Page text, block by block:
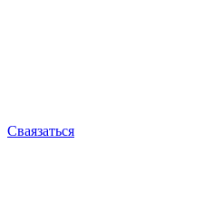
Сваязаться